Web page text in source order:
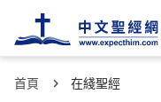
首頁 在綫聖經
舊約聖經